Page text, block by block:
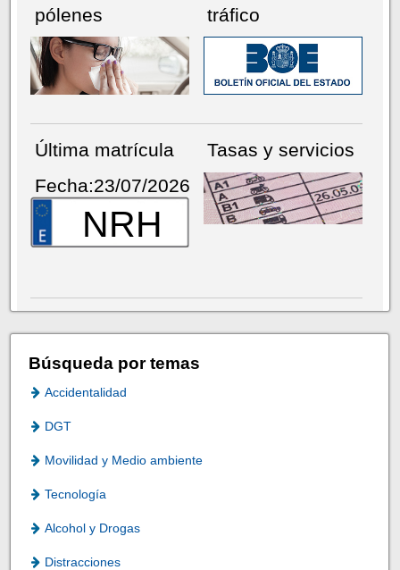
pólenes
tráfico
Última matrícula
Fecha:23/07/2026
NRH
Tasas y servicios
Búsqueda por temas
Accidentalidad
DGT
Movilidad y Medio ambiente
Tecnología
Alcohol y Drogas
Distracciones